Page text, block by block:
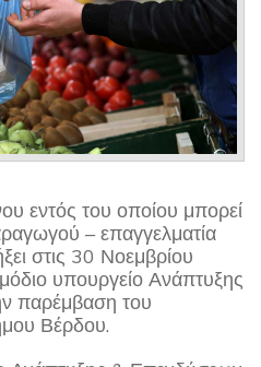
εντός του οποίου μπορεί
– επαγγελματία
στις 30 Νοεμβρίου
υπουργείο Ανάπτυξης
παρέμβαση του
Βέρδου.